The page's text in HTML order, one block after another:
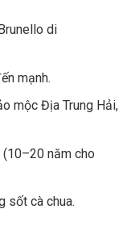
di
mạnh.
mộc Địa Trung Hải,
(10–20 năm cho
sốt cà chua.